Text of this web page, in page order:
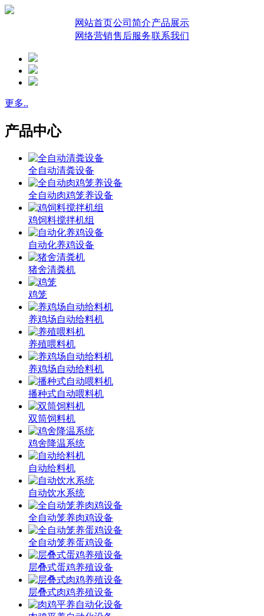
网站首页公司简介产品展示
网络营销售后服务联系我们
更多..
产品中心
全自动清粪设备
全自动肉鸡笼养设备
鸡饲料搅拌机组
自动化养鸡设备
猪舍清粪机
鸡笼
养鸡场自动给料机
养殖喂料机
养鸡场自动给料机
播种式自动喂料机
双筒饲料机
鸡舍降温系统
自动给料机
自动饮水系统
全自动笼养肉鸡设备
全自动笼养蛋鸡设备
层叠式蛋鸡养殖设备
层叠式肉鸡养殖设备